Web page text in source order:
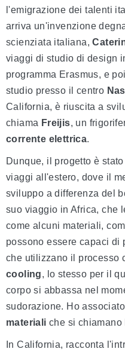
l'emigrazione dei talenti
arriva un'invenzione
scienziata italiana,
viaggi di studio di design
programma Erasmus, e
studio presso il centro
California, è riuscita a
chiama Freijis, un
corrente elettrica.
Dunque, il progetto è
viaggi all'estero, dove il
sviluppo a differenza del
suo viaggio in Africa, che
come alcuni materiali,
possono essere capaci di
che utilizzano il processo
cooling, lo stesso per il
corpo si abbassa nel
sudorazione. Ho
materiali che si chiamano
In California, racconta